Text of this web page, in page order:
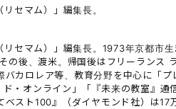
セマム）」編集長。
セマム）」編集長。1973年京都市
の後、渡米。帰国後はフリーランス
バカロレア等、教育分野を中心に「
・オンライン」「『未来の教室』通
スト100』（ダイヤモンド社）は17